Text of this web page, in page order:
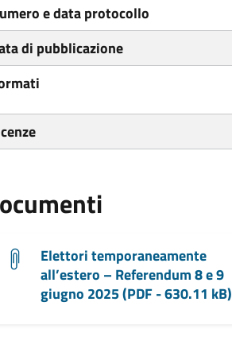
e data protocollo
di pubblicazione
Elettori temporaneamente
all’estero – Referendum 8 e 9
giugno 2025 (PDF - 630.11 kB)